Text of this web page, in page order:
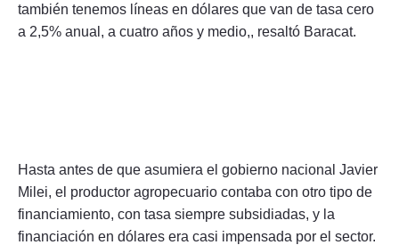
también tenemos líneas en dólares que van de tasa cero
a 2,5% anual, a cuatro años y medio,, resaltó Baracat.
Hasta antes de que asumiera el gobierno nacional Javier
Milei, el productor agropecuario contaba con otro tipo de
financiamiento, con tasa siempre subsidiadas, y la
financiación en dólares era casi impensada por el sector.